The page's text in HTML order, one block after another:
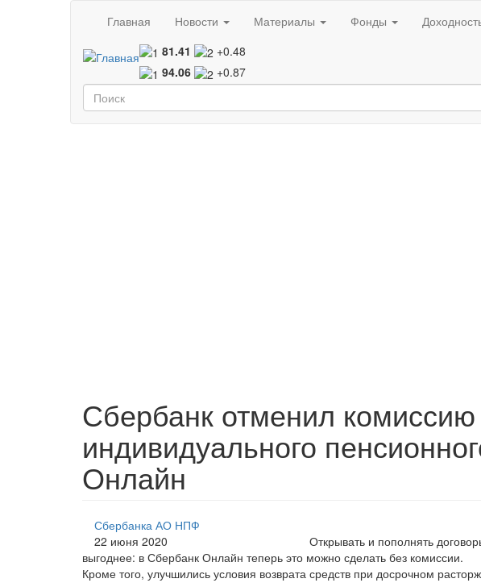
Главная
Новости Материалы Фонды
81.41
+0.48
94.06
+0.87
Форма поиска
Поиск
Сбербанк отменил комиссию
индивидуального
Онлайн
Сбербанка АО НПФ
22 июня 2020
Открывать и пополнять
выгоднее: в Сбербанк Онлайн теперь это можно сделать без комиссии.
Кроме того, улучшились условия возврата средств при досрочном